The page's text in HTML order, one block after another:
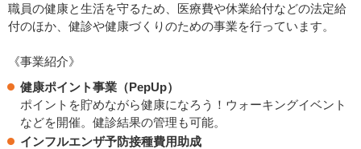
職員の健康と生活を守るため、医療費や休業給付などの法定給
付のほか、健診や健康づくりのための事業を行っています。
《事業紹介》
健康ポイント事業（PepUp）
ポイントを貯めながら健康になろう！ウォーキングイベント
などを開催。健診結果の管理も可能。
インフルエンザ予防接種費用助成